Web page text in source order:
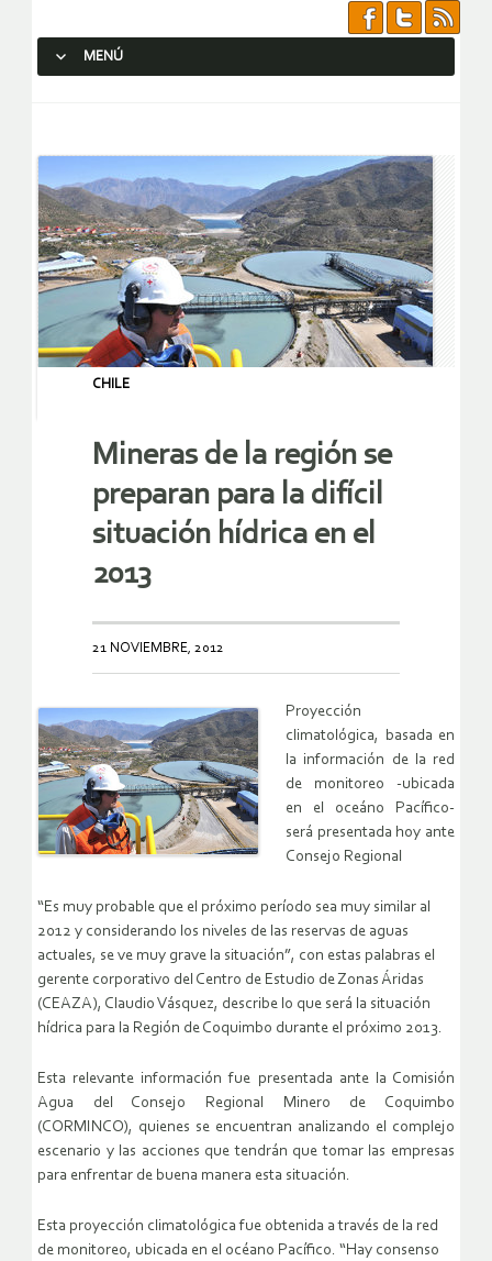
MENÚ
CHILE
Mineras de la región se
preparan para la difícil
situación hídrica en el
2013
21 NOVIEMBRE, 2012
Proyección
climatológica, basada en
la información de la red
de monitoreo -ubicada
en el oceáno Pacífico-
será presentada hoy ante
Consejo Regional
“Es muy probable que el próximo período sea muy similar al
2012 y considerando los niveles de las reservas de aguas
actuales, se ve muy grave la situación”, con estas palabras el
gerente corporativo del Centro de Estudio de Zonas Áridas
(CEAZA), Claudio Vásquez, describe lo que será la situación
hídrica para la Región de Coquimbo durante el próximo 2013.
Esta relevante información fue presentada ante la Comisión
Agua del Consejo Regional Minero de Coquimbo
(CORMINCO), quienes se encuentran analizando el complejo
escenario y las acciones que tendrán que tomar las empresas
para enfrentar de buena manera esta situación.
Esta proyección climatológica fue obtenida a través de la red
de monitoreo, ubicada en el océano Pacífico. “Hay consenso